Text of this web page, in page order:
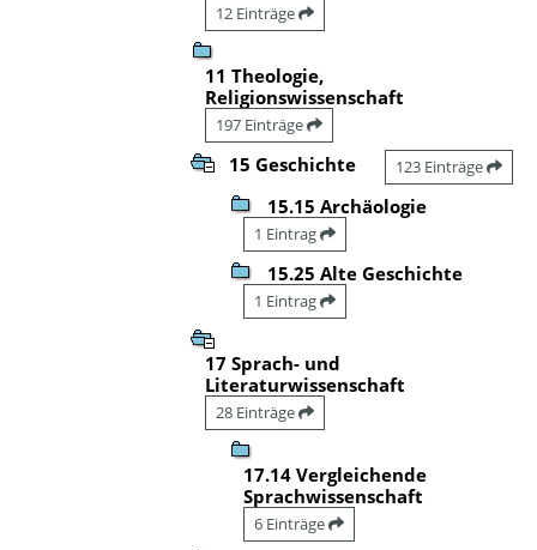
12 Einträge
11 Theologie,
Religionswissenschaft
197 Einträge
15 Geschichte 123 Einträge
15.15 Archäologie
1 Eintrag
15.25 Alte Geschichte
1 Eintrag
17 Sprach- und
Literaturwissenschaft
28 Einträge
17.14 Vergleichende
Sprachwissenschaft
6 Einträge